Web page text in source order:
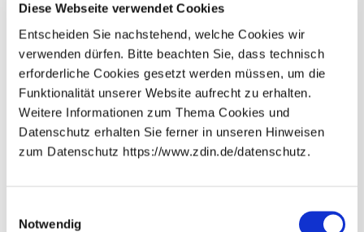
Diese Webseite verwendet Cookies
Entscheiden Sie nachstehend, welche Cookies wir
verwenden dürfen. Bitte beachten Sie, dass technisch
erforderliche Cookies gesetzt werden müssen, um die
Funktionalität unserer Website aufrecht zu erhalten.
Weitere Informationen zum Thema Cookies und
Datenschutz erhalten Sie ferner in unseren Hinweisen
zum Datenschutz https://www.zdin.de/datenschutz.
Notwendig
Resilienz. Die Veranstaltung am 9. und 10. Juni soll
Lösungs- und Wirkungsräume innerhalb des digitalen
Wandels aufzeigen. Dabei werden Teilnehmenden
Einblicke in verschiedene Bereiche, wie Polarisierung
und Desinformation, geboten und Handlungsimpulse
gesetzt.
Die Veranstaltung findet im KörberHaus (Holzhude 1,
21029 Hamburg) statt. Die Möglichkeit zur kostenlosen